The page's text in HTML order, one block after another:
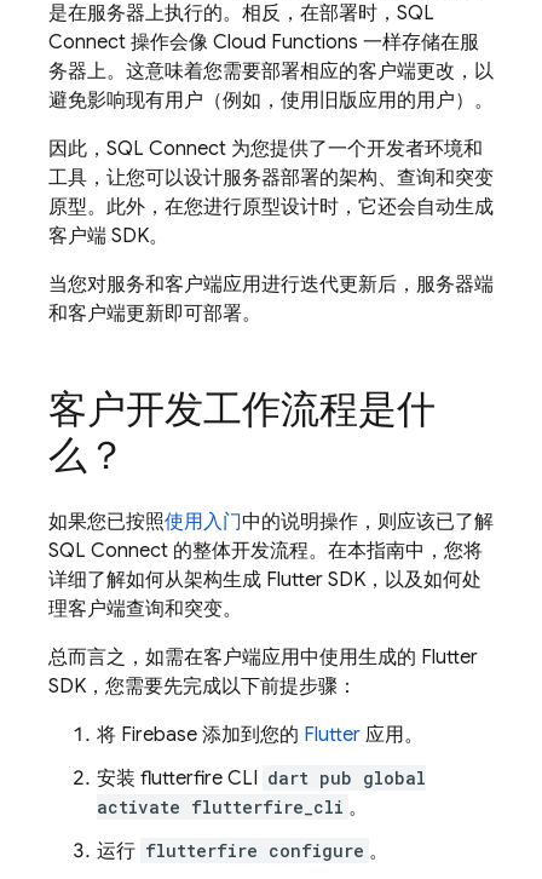
是在服务器上执行的。相反，在部署时， SQL
Connect 操作会像 Cloud Functions 一样存储在服
务器上。这意味着您需要部署相应的客户端更改，以
避免影响现有用户（例如，使用旧版应用的用户）。
因此， SQL Connect 为您提供了一个开发者环境和
工具，让您可以设计服务器部署的架构、查询和突变
原型。此外，在您进行原型设计时，它还会自动生成
客户端 SDK。
当您对服务和客户端应用进行迭代更新后，服务器端
和客户端更新即可部署。
客户开发工作流程是什
么？
如果您已按照使用入门中的说明操作，则应该已了解
SQL Connect 的整体开发流程。在本指南中，您将
详细了解如何从架构生成 Flutter SDK，以及如何处
理客户端查询和突变。
总而言之，如需在客户端应用中使用生成的 Flutter
SDK，您需要先完成以下前提步骤：
将 Firebase 添加到您的 Flutter 应用。
安装 flutterfire CLI dart pub global
activate flutterfire_cli 。
运行 flutterfire configure 。